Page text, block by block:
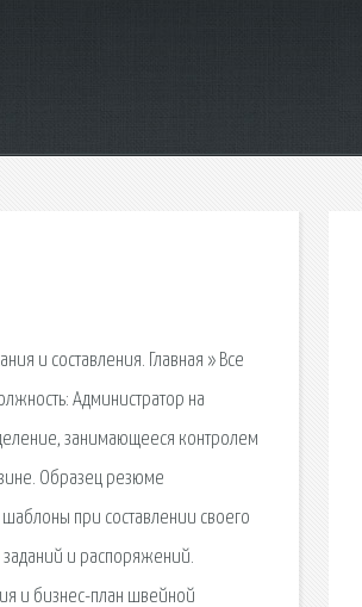
и составления. Главная » Все
Администратор на
занимающееся контролем
Образец резюме
при составлении своего
и распоряжений.
и бизнес-план швейной